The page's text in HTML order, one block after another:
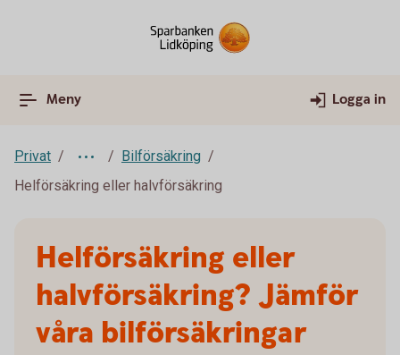
Meny Logga in
Privat
Bilförsäkring
Helförsäkring eller halvförsäkring
Helförsäkring eller
halvförsäkring? Jämför
våra bilförsäkringar